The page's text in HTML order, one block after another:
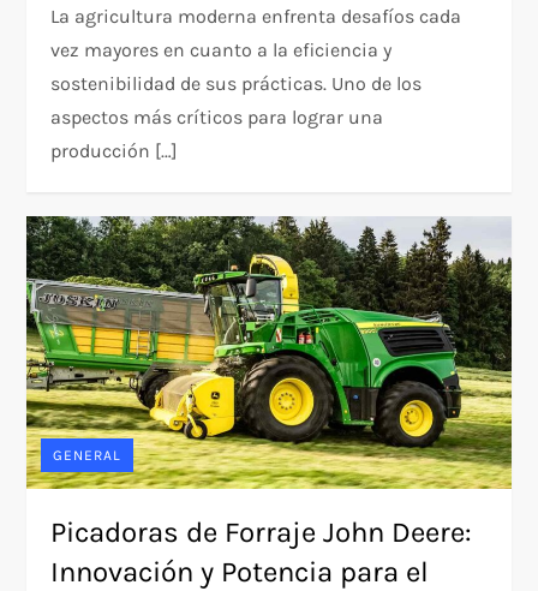
La agricultura moderna enfrenta desafíos cada
vez mayores en cuanto a la eficiencia y
sostenibilidad de sus prácticas. Uno de los
aspectos más críticos para lograr una
producción […]
GENERAL
Picadoras de Forraje John Deere:
Innovación y Potencia para el